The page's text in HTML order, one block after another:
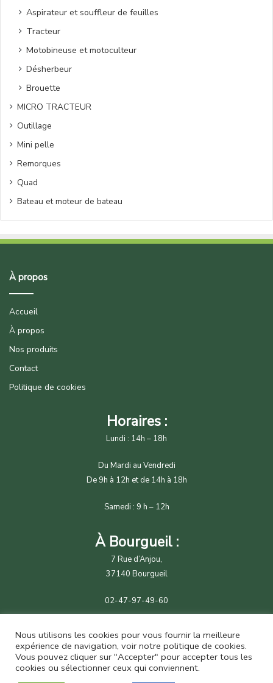
Aspirateur et souffleur de feuilles
Tracteur
Motobineuse et motoculteur
Désherbeur
Brouette
MICRO TRACTEUR
Outillage
Mini pelle
Remorques
Quad
Bateau et moteur de bateau
À propos
Accueil
À propos
Nos produits
Contact
Politique de cookies
Horaires :
Lundi : 14h – 18h
Du Mardi au Vendredi
De 9h à 12h et de 14h à 18h
Samedi : 9 h – 12h
À Bourgueil :
7 Rue d’Anjou,
37140 Bourgueil
02-47-97-49-60
Nous utilisons les cookies pour vous fournir la meilleure
expérience de navigation, voir notre politique de cookies.
Vous pouvez cliquer sur "Accepter" pour accepter tous les
cookies ou sélectionner ceux qui conviennent.